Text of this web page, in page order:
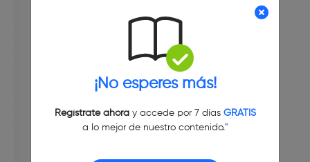
¡No esperes más!
Regístrate ahoray accede por 7 días GRATIS
a lo mejor de nuestro contenido."